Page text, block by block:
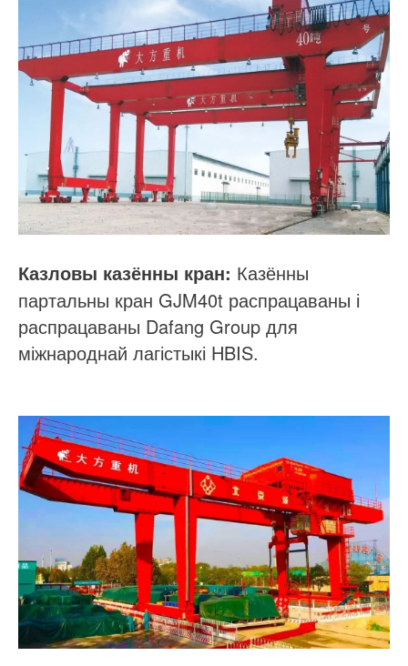
Казловы казённы кран: Казённы
партальны кран GJM40t распрацаваны і
распрацаваны Dafang Group для
міжнароднай лагістыкі HBIS.